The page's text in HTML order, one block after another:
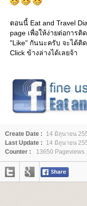
ตอนนี้ Eat and Travel
page เพื่อให้ง่ายต่อการ
"Like" กันนะครับ จะได้ติ
Click ข้างล่างได้เลยจ้า
Create Date :
14 มิถุนายน
Last Update :
14 มิถุนายน
Counter :
13650 Pageviews.